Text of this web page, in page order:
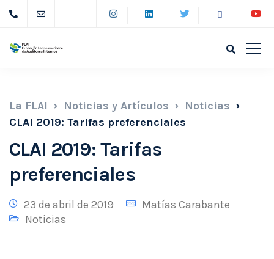
La FLAI Noticias y Artículos
Noticias
CLAI 2019: Tarifas preferenciales
CLAI 2019: Tarifas
preferenciales
23 de abril de 2019
Matías Carabante
Noticias